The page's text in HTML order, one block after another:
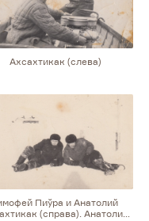
Ахсахтикак (слева)
Пиўра и Анатолий
(справа). Анатолий